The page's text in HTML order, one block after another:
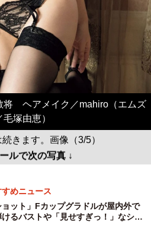
将 ヘアメイク／mahiro（エムズ
塚由恵）
きます。画像（3/5）
ルで次の写真 ↓
すめニュース
ョット」Fカップグラドルが屋内外で
るバストや「見せすぎっ！」なシー